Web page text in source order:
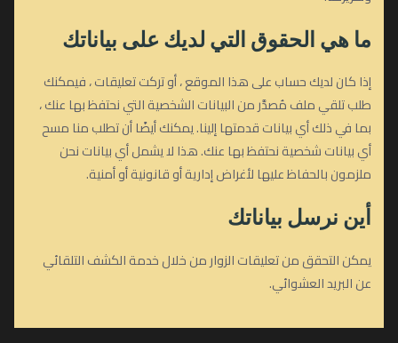
ما هي الحقوق التي لديك على بياناتك
إذا كان لديك حساب على هذا الموقع ، أو تركت تعليقات ، فيمكنك
طلب تلقي ملف مُصدَّر من البيانات الشخصية التي نحتفظ بها عنك ،
بما في ذلك أي بيانات قدمتها إلينا. يمكنك أيضًا أن تطلب منا مسح
أي بيانات شخصية نحتفظ بها عنك. هذا لا يشمل أي بيانات نحن
ملزمون بالحفاظ عليها لأغراض إدارية أو قانونية أو أمنية.
أين نرسل بياناتك
يمكن التحقق من تعليقات الزوار من خلال خدمة الكشف التلقائي
عن البريد العشوائي.